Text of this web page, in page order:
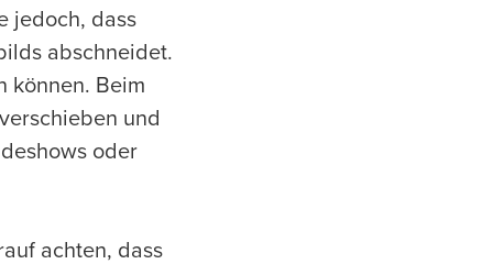
jedoch, dass
abschneidet.
können. Beim
und
oder
achten, dass